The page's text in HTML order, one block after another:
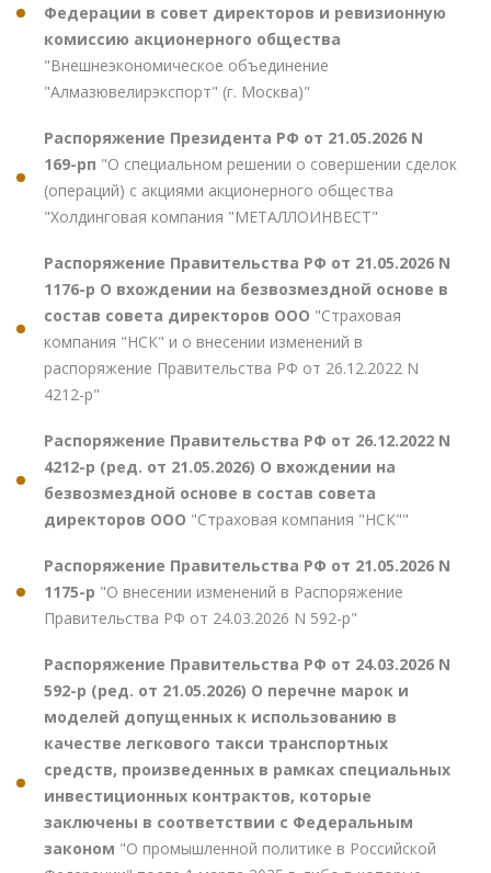
Федерации в совет директоров и ревизионную
комиссию акционерного общества
"Внешнеэкономическое объединение
"Алмазювелирэкспорт" (г. Москва)"
Распоряжение Президента РФ от 21.05.2026 N
169-рп "О специальном решении о совершении сделок
(операций) с акциями акционерного общества
"Холдинговая компания "МЕТАЛЛОИНВЕСТ"
Распоряжение Правительства РФ от 21.05.2026 N
1176-р О вхождении на безвозмездной основе в
состав совета директоров ООО "Страховая
компания "НСК" и о внесении изменений в
распоряжение Правительства РФ от 26.12.2022 N
4212-р"
Распоряжение Правительства РФ от 26.12.2022 N
4212-р (ред. от 21.05.2026) О вхождении на
безвозмездной основе в состав совета
директоров ООО "Страховая компания "НСК""
Распоряжение Правительства РФ от 21.05.2026 N
1175-р "О внесении изменений в Распоряжение
Правительства РФ от 24.03.2026 N 592-р"
Распоряжение Правительства РФ от 24.03.2026 N
592-р (ред. от 21.05.2026) О перечне марок и
моделей допущенных к использованию в
качестве легкового такси транспортных
средств, произведенных в рамках специальных
инвестиционных контрактов, которые
заключены в соответствии с Федеральным
законом "О промышленной политике в Российской